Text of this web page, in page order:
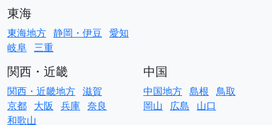
東海
東海地方 静岡・伊豆 愛知
岐阜 三重
関西・近畿
関西・近畿地方 滋賀
京都 大阪 兵庫 奈良
和歌山
中国
中国地方 島根 鳥取
岡山
広島 山口